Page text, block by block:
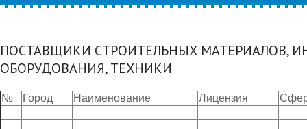
ПОСТАВЩИКИ СТРОИТЕЛЬНЫХ МАТЕРИАЛОВ,
ОБОРУДОВАНИЯ, ТЕХНИКИ
№ Город Наименование Лицензия